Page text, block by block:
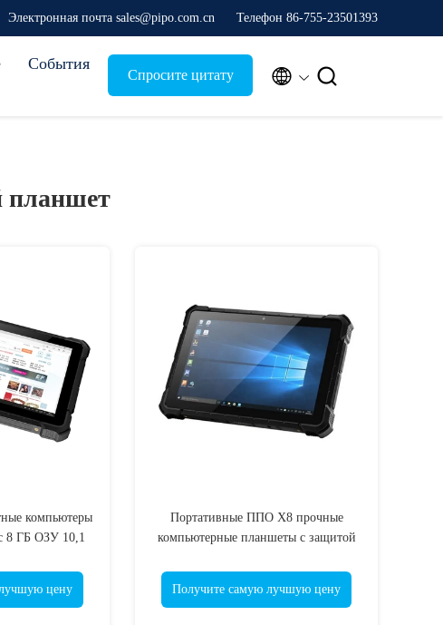
Электронная почта sales@pipo.com.cn Телефон 86-755-23501393
События
Спросите цитату  
планшет
компьютеры
8 ГБ ОЗУ 10,1
цену
Портативные ППО X8 прочные
компьютерные планшеты с защитой
Получите самую лучшую цену